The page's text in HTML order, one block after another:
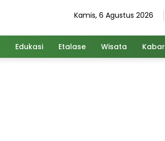
Kamis, 6 Agustus 2026
Edukasi Etalase Wisata Kabar